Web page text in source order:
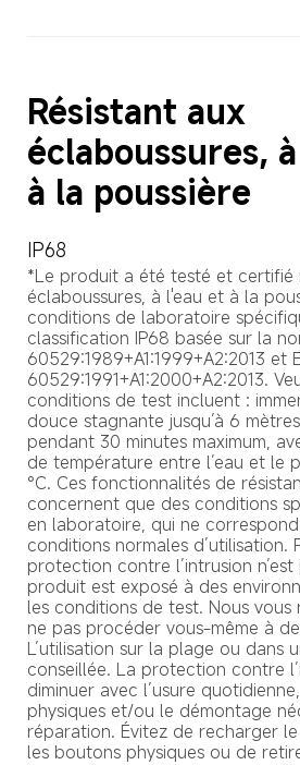
Résistant aux
éclaboussures,
à la poussière
IP68
*Le produit a été testé et certifié
éclaboussures, à l'eau et à la
conditions de laboratoire
classification IP68 basée sur la
60529:1989+A1:1999+A2:2013 et
60529:1991+A1:2000+A2:2013.
conditions de test incluent :
douce stagnante jusqu’à 6
pendant 30 minutes maximum,
de température entre l’eau et le
°C. Ces fonctionnalités de
concernent que des conditions
en laboratoire, qui ne
conditions normales d’utilisation.
protection contre l’intrusion
produit est exposé à des
les conditions de test. Nous vous
ne pas procéder vous-même à
L’utilisation sur la plage ou dans
conseillée. La protection contre
diminuer avec l’usure
physiques et/ou le démontage
réparation. Évitez de recharger
les boutons physiques ou de